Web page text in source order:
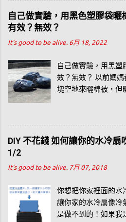
紀錄器，你必須還有
能查看歷史紀錄。小
紀錄而購買小米藍芽
自己做實驗，用黑色塑膠袋曬
有效？無效？
It's good to be alive. 6月 18, 2022
自己做實驗，用黑塑
效？無效？ 以前媽
塊空地來曬棉被，但
面。PS：可以去買
DIY 不花錢 如何讓你的水冷扇
1/2
It's good to be alive. 7月 07, 2018
你想把你家裡面的水
讓你家的水冷扇像冷
是做不到的！如果我